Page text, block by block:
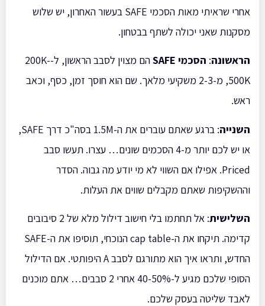
אחרי שראיתי מאות הסכמי SAFE בעשור האחרון, יש שלוש
מסקנות שאני יכולה לשתף בבטחון.
הראשונה: הסכמי SAFE
הם מצוין לסבב הראשון, ל-200K-
500K, מ-2-3 משקיעי מלאך. שם הוא חוסך זמן, כסף, וכאב
ראש.
השנייה
: ברגע שאתם עוברים את ה-1.5M בסה"כ דרך SAFE,
או יש לכם יותר מ-4 הסכמים שונים… עצרו. תעשו סבב
Priced. אפילו אם השווי לא מי יודע מה גבוה. הסדר
וההשקיפות שאתם מקבלים שווים את העלות.
השלישית
: אל תחתמו בלי חישוב דילול מלא של 2 סיבובים
קדימה. תיקחו את ה-cap table הנוכחי, תוסיפו את ה-SAFE
החדש, ותראו איך הוא מתורגם לסבב A היפותטי. אם הדילול
הסופי שלכם מגיע ל-40-50% אחרי 2 סבבים… אתם מוכנים
לאבד שליטה בעסק שלכם.